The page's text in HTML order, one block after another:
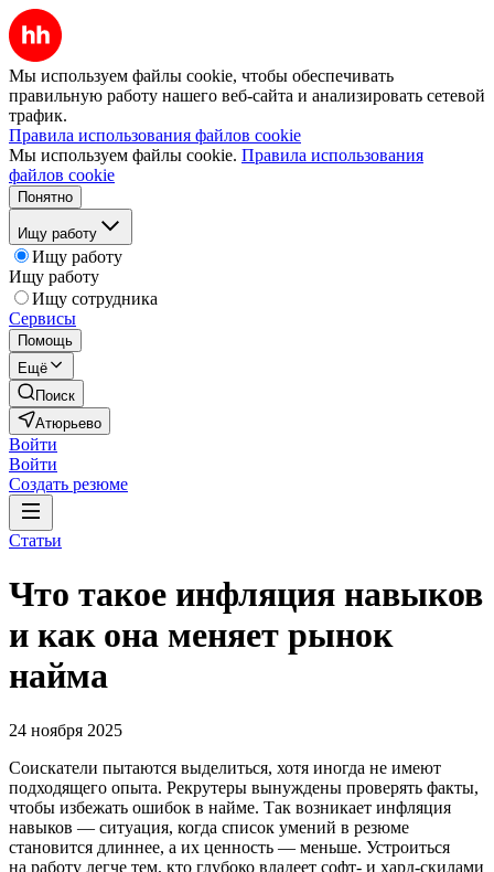
Мы используем файлы cookie, чтобы обеспечивать
правильную работу нашего веб-сайта и анализировать сетевой
трафик.
Правила использования файлов cookie
Мы используем файлы cookie. Правила использования
файлов cookie
Понятно
Ищу работу
Ищу работу
Ищу работу
Ищу сотрудника
Сервисы
Помощь
Ещё
Поиск
Атюрьево
Войти
Войти
Создать резюме
Статьи
Что такое инфляция навыков
и как она меняет рынок
найма
24 ноября 2025
Соискатели пытаются выделиться, хотя иногда не имеют
подходящего опыта. Рекрутеры вынуждены проверять факты,
чтобы избежать ошибок в найме. Так возникает инфляция
навыков — ситуация, когда список умений в резюме
становится длиннее, а их ценность — меньше. Устроиться
на работу легче тем, кто глубоко владеет софт- и хард-скилами